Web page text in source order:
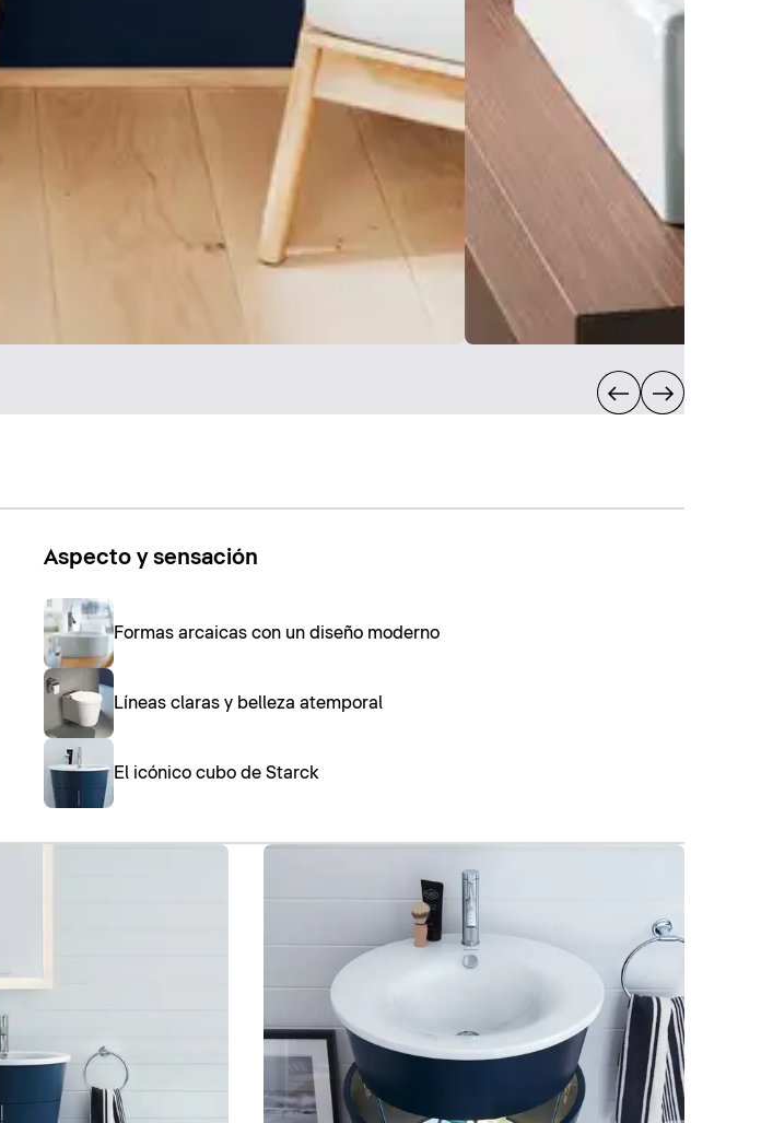
Aspecto y sensación
Formas arcaicas con un diseño moderno
Líneas claras y belleza atemporal
El icónico cubo de Starck